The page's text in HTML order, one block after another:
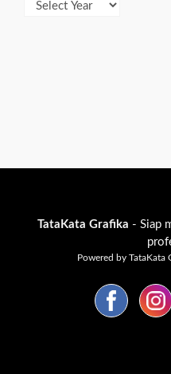
TataKata Grafika - Siap
Powered by TataKata